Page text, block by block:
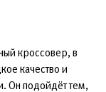
кроссовер, в
качество и
Он подойдёт тем,